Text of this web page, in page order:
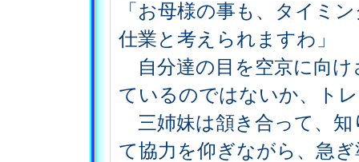
「お母様の事も、タイミ
仕業と考えられますわ」
自分達の目を空京に向け
ているのではないか、ト
三姉妹は頷き合って、知
て協力を仰ぎながら、急